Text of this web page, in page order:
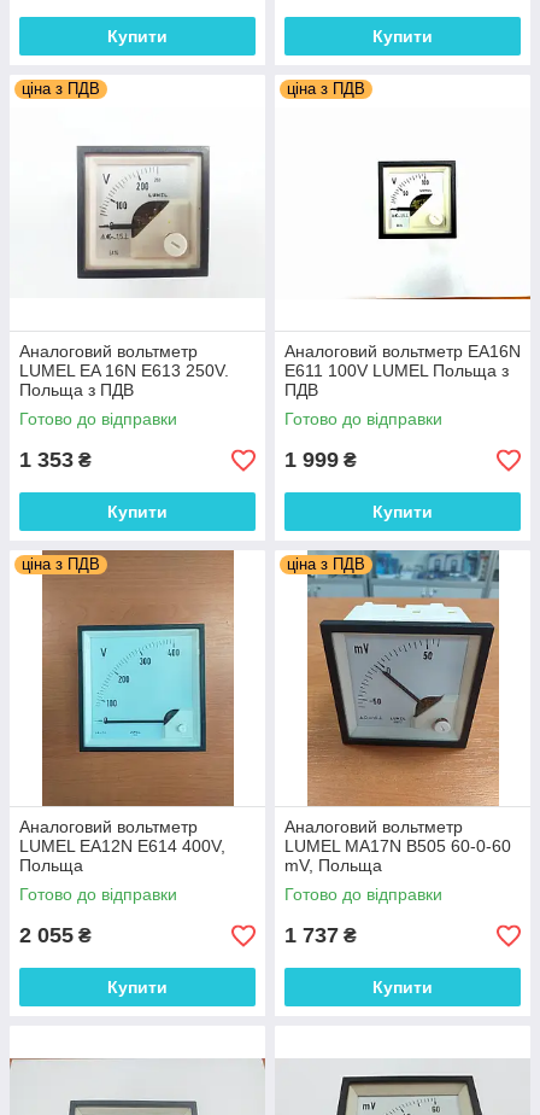
Купити Купити
ціна з ПДВ
Аналоговий вольтметр
LUMEL EA 16N E613 250V.
Польща з ПДВ
Готово до відправки
1 353 ₴
Купити
ціна з ПДВ
Аналоговий вольтметр EA16N
E611 100V LUMEL Польща з
ПДВ
Готово до відправки
1 999 ₴
Купити
ціна з ПДВ
Аналоговий вольтметр
LUMEL EA12N E614 400V,
Польща
Готово до відправки
2 055 ₴
Купити
ціна з ПДВ
Аналоговий вольтметр
LUMEL MA17N B505 60-0-60
mV, Польща
Готово до відправки
1 737 ₴
Купити